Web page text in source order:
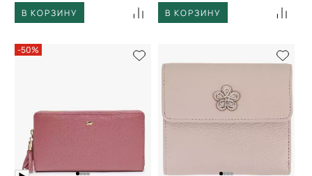
В КОРЗИНУ
В КОРЗИНУ
-50%